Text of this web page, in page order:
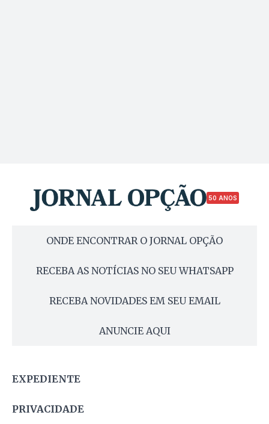
50 ANOS
ONDE ENCONTRAR O JORNAL OPÇÃO
RECEBA AS NOTÍCIAS NO SEU WHATSAPP
RECEBA NOVIDADES EM SEU EMAIL
ANUNCIE AQUI
EXPEDIENTE
PRIVACIDADE